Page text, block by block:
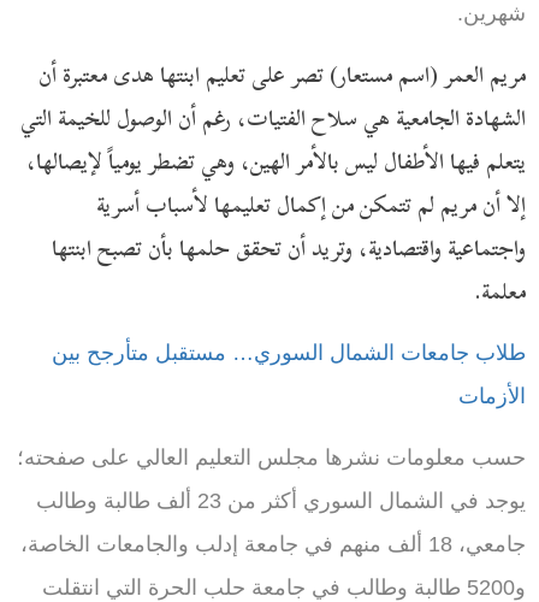
شهرين.
مريم العمر (اسم مستعار) تصر على تعليم ابنتها هدى معتبرة أن
الشهادة الجامعية هي سلاح الفتيات، رغم أن الوصول للخيمة التي
يتعلم فيها الأطفال ليس بالأمر الهين، وهي تضطر يومياً لإيصالها،
إلا أن مريم لم تتمكن من إكمال تعليمها لأسباب أسرية
واجتماعية واقتصادية، وتريد أن تحقق حلمها بأن تصبح ابنتها
معلمة.
طلاب جامعات الشمال السوري… مستقبل متأرجح بين
الأزمات
حسب معلومات نشرها مجلس التعليم العالي على صفحته؛
يوجد في الشمال السوري أكثر من 23 ألف طالبة وطالب
جامعي، 18 ألف منهم في جامعة إدلب والجامعات الخاصة،
وطالبفي جامعة حلب الحرة التي انتقلت